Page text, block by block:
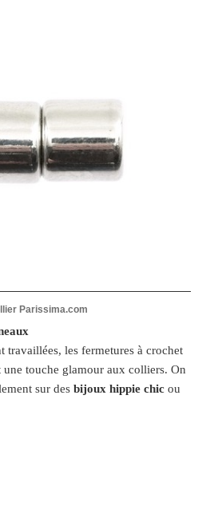
Parissima.com
travaillées, les fermetures à crochet
une touche glamour aux colliers. On
sur desbijoux hippie chic ou